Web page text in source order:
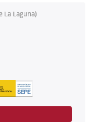
La Laguna)